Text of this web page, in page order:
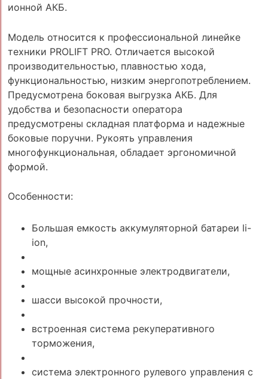
ионной АКБ.
Модель относится к профессиональной линейке
техники PROLIFT PRO. Отличается высокой
производительностью, плавностью хода,
функциональностью, низким энергопотреблением.
Предусмотрена боковая выгрузка АКБ. Для
удобства и безопасности оператора
предусмотрены складная платформа и надежные
боковые поручни. Рукоять управления
многофункциональная, обладает эргономичной
формой.
Особенности:
Большая емкость аккумуляторной батареи li-
ion,
мощные асинхронные электродвигатели,
шасси высокой прочности,
встроенная система рекуперативного
торможения,
система электронного рулевого управления с